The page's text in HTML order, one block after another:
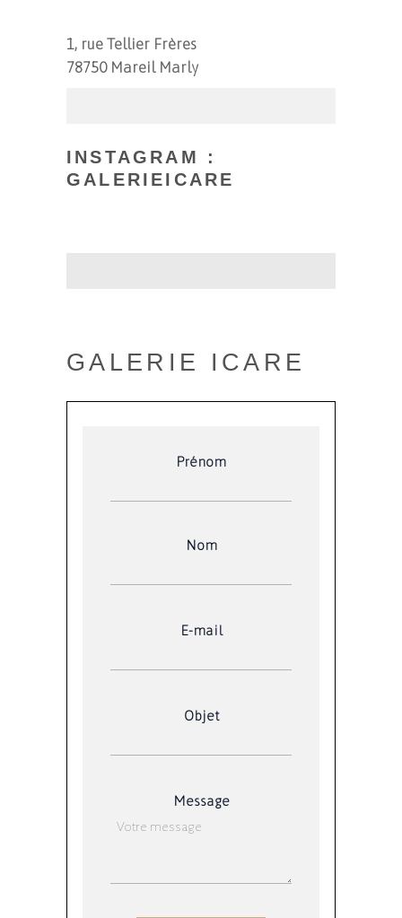
1, rue Tellier Frères
78750 Mareil Marly
INSTAGRAM :
GALERIEICARE
GALERIE ICARE
Prénom
Nom
E-mail
Objet
Message